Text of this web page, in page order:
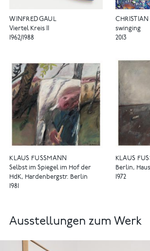
WINFRED GAUL
Viertel Kreis II
1962/1988
CHRISTIAN
swinging
2013
KLAUS FUSSMANN
Selbst im Spiegel im Hof der
HdK, Hardenbergstr. Berlin
1981
KLAUS
Berlin,
1972
Ausstellungen zum Werk